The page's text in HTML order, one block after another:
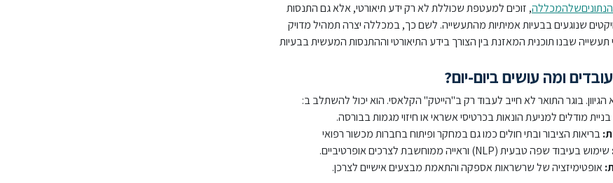
, זוכים למעטפת שכוללת לא רק ידע תיאורטי, אלא גם התנסות
שנוגעים בבעיות אמיתיות מהתעשייה. לשם כך, במכללה יצרה תמהיל מדויק
שבנו תוכנית המאזנת בין הצורך בידע התיאורטי וההתנסות המעשית בבעיות
ומה עושים ביום-יום?
הגיוון. בוגר התואר לא חייב לעבוד רק ב"הייטק" הקלאסי. הוא יכול להשתלב ב:
בניית מודלים למניעת הונאות בכרטיסי אשראי או חיזוי מגמות בבורסה.
בריאות הציבור ובתי חולים כמו גם במחקר ופיתוח בחברות מכשור רפואי
שימוש בעיבוד שפה טבעית (NLP) וראייה ממוחשבת לצרכים אופרטיביים.
אופטימיזציה של שרשראות אספקה והתאמת מבצעים אישיים לצרכן.